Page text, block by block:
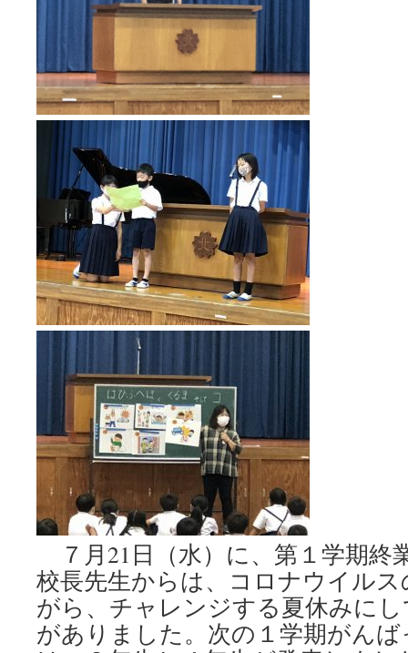
７月21日（水）に、第１学期終
校長先生からは、コロナウイル
がら、チャレンジする夏休みに
がありました。次の１学期がん